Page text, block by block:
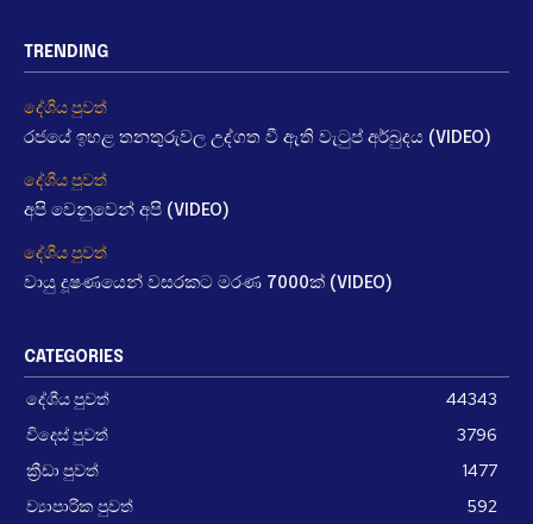
TRENDING
දේශීය පුවත්
රජයේ ඉහළ තනතුරුවල උද්ගත වී ඇති වැටුප් අර්බුදය (VIDEO)
දේශීය පුවත්
අපි වෙනුවෙන් අපි (VIDEO)
දේශීය පුවත්
වායු දූෂණයෙන් වසරකට මරණ 7000ක් (VIDEO)
CATEGORIES
දේශීය පුවත්
44343
විදෙස් පුවත්
3796
ක්‍රීඩා පුවත්
1477
ව්‍යාපාරික පුවත්
592